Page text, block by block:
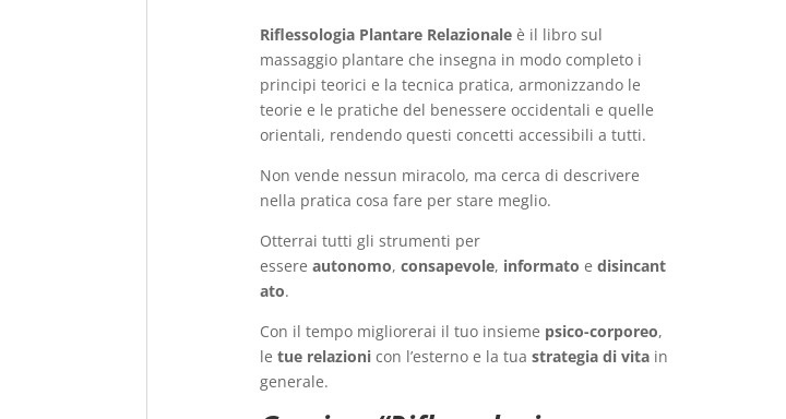
Riflessologia Plantare Relazionale è il libro sul
massaggio plantare che insegna in modo completo i
principi teorici e la tecnica pratica, armonizzando le
teorie e le pratiche del benessere occidentali e quelle
orientali, rendendo questi concetti accessibili a tutti.
Non vende nessun miracolo, ma cerca di descrivere
nella pratica cosa fare per stare meglio.
Otterrai tutti gli strumenti per
essereautonomo,consapevole, informatoe disincant
ato.
Con il tempo migliorerai il tuo insieme psico-corporeo,
letue relazioni con l’esterno e la tuastrategia di vita in
generale.